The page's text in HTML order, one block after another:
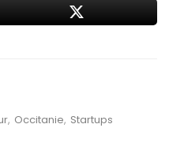
, Occitanie, Startups